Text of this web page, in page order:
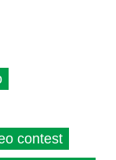
contest